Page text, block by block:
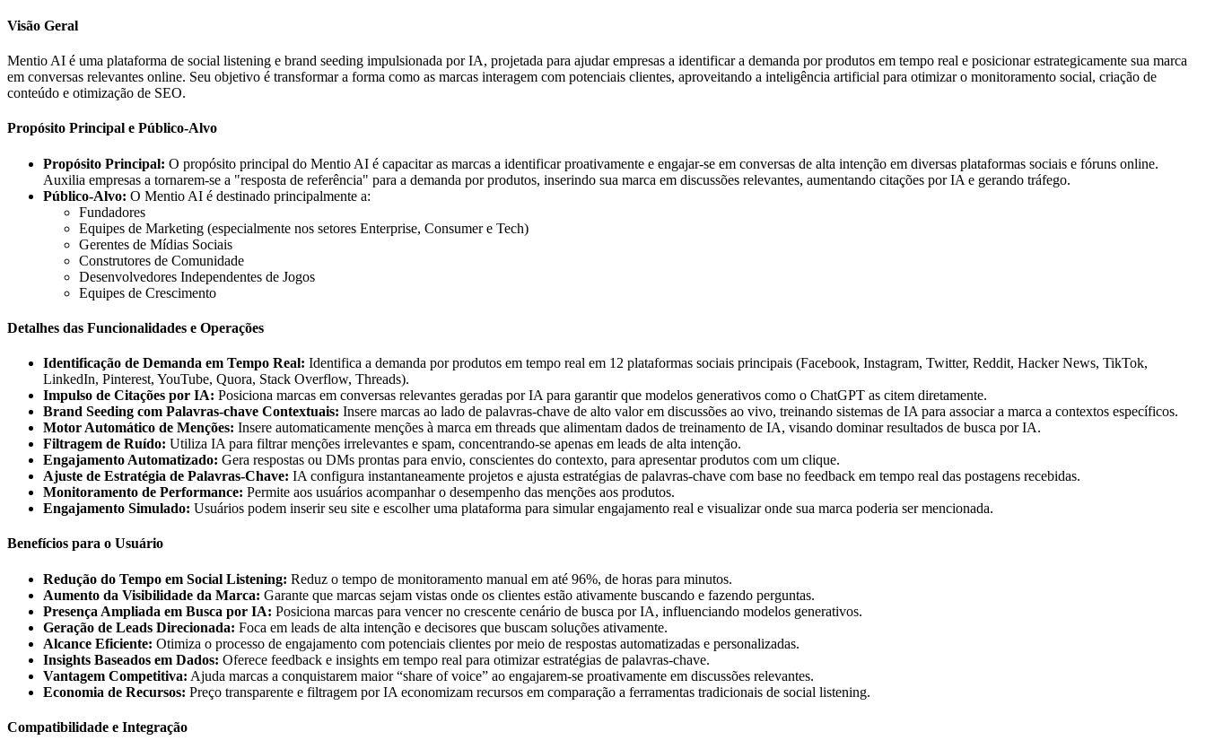
Visão Geral
Mentio AI é uma plataforma de social listening e brand seeding impulsionada por IA, projetada para ajudar empresas a identificar a demanda por produtos em tempo real e posicionar estrategicamente sua marca
em conversas relevantes online. Seu objetivo é transformar a forma como as marcas interagem com potenciais clientes, aproveitando a inteligência artificial para otimizar o monitoramento social, criação de
conteúdo e otimização de SEO.
Propósito Principal e Público-Alvo
Propósito Principal: O propósito principal do Mentio AI é capacitar as marcas a identificar proativamente e engajar-se em conversas de alta intenção em diversas plataformas sociais e fóruns online.
Auxilia empresas a tornarem-se a "resposta de referência" para a demanda por produtos, inserindo sua marca em discussões relevantes, aumentando citações por IA e gerando tráfego.
Público-Alvo: O Mentio AI é destinado principalmente a:
Fundadores
Equipes de Marketing (especialmente nos setores Enterprise, Consumer e Tech)
Gerentes de Mídias Sociais
Construtores de Comunidade
Desenvolvedores Independentes de Jogos
Equipes de Crescimento
Detalhes das Funcionalidades e Operações
Identificação de Demanda em Tempo Real: Identifica a demanda por produtos em tempo real em 12 plataformas sociais principais (Facebook, Instagram, Twitter, Reddit, Hacker News, TikTok,
LinkedIn, Pinterest, YouTube, Quora, Stack Overflow, Threads).
Impulso de Citações por IA: Posiciona marcas em conversas relevantes geradas por IA para garantir que modelos generativos como o ChatGPT as citem diretamente.
Brand Seeding com Palavras-chave Contextuais: Insere marcas ao lado de palavras-chave de alto valor em discussões ao vivo, treinando sistemas de IA para associar a marca a contextos específicos.
Motor Automático de Menções: Insere automaticamente menções à marca em threads que alimentam dados de treinamento de IA, visando dominar resultados de busca por IA.
Filtragem de Ruído: Utiliza IA para filtrar menções irrelevantes e spam, concentrando-se apenas em leads de alta intenção.
Engajamento Automatizado: Gera respostas ou DMs prontas para envio, conscientes do contexto, para apresentar produtos com um clique.
Ajuste de Estratégia de Palavras-Chave: IA configura instantaneamente projetos e ajusta estratégias de palavras-chave com base no feedback em tempo real das postagens recebidas.
Monitoramento de Performance: Permite aos usuários acompanhar o desempenho das menções aos produtos.
Engajamento Simulado: Usuários podem inserir seu site e escolher uma plataforma para simular engajamento real e visualizar onde sua marca poderia ser mencionada.
Benefícios para o Usuário
Redução do Tempo em Social Listening: Reduz o tempo de monitoramento manual em até 96%, de horas para minutos.
Aumento da Visibilidade da Marca: Garante que marcas sejam vistas onde os clientes estão ativamente buscando e fazendo perguntas.
Presença Ampliada em Busca por IA: Posiciona marcas para vencer no crescente cenário de busca por IA, influenciando modelos generativos.
Geração de Leads Direcionada: Foca em leads de alta intenção e decisores que buscam soluções ativamente.
Alcance Eficiente: Otimiza o processo de engajamento com potenciais clientes por meio de respostas automatizadas e personalizadas.
Insights Baseados em Dados: Oferece feedback e insights em tempo real para otimizar estratégias de palavras-chave.
Vantagem Competitiva: Ajuda marcas a conquistarem maior “share of voice” ao engajarem-se proativamente em discussões relevantes.
Economia de Recursos: Preço transparente e filtragem por IA economizam recursos em comparação a ferramentas tradicionais de social listening.
Compatibilidade e Integração